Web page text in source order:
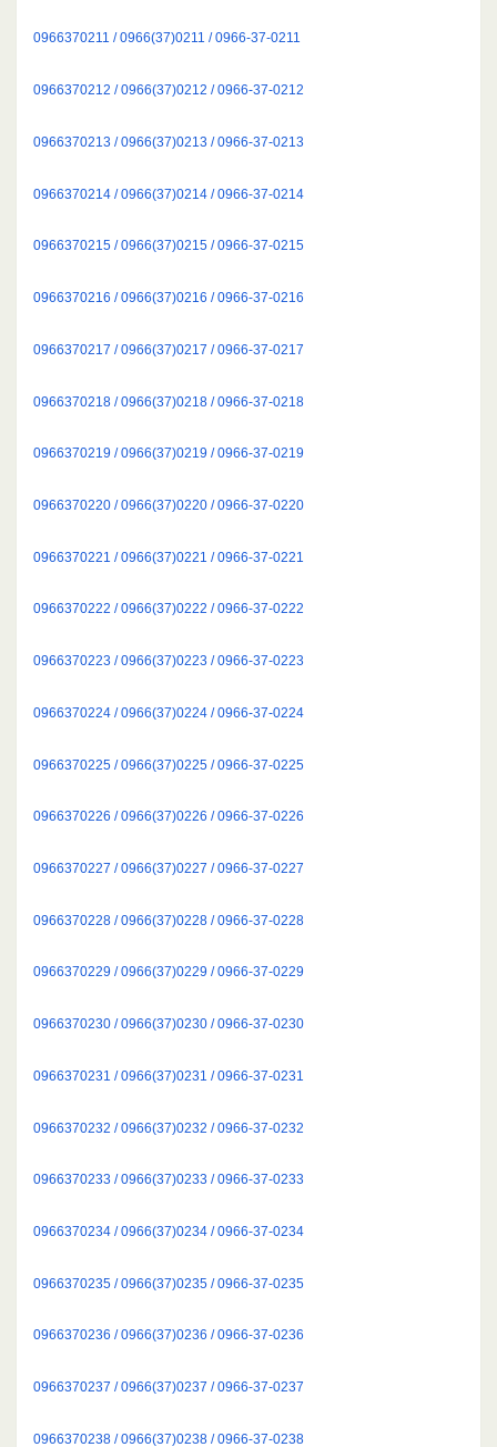
0966370211 / 0966(37)0211 / 0966-37-0211
0966370212 / 0966(37)0212 / 0966-37-0212
0966370213 / 0966(37)0213 / 0966-37-0213
0966370214 / 0966(37)0214 / 0966-37-0214
0966370215 / 0966(37)0215 / 0966-37-0215
0966370216 / 0966(37)0216 / 0966-37-0216
0966370217 / 0966(37)0217 / 0966-37-0217
0966370218 / 0966(37)0218 / 0966-37-0218
0966370219 / 0966(37)0219 / 0966-37-0219
0966370220 / 0966(37)0220 / 0966-37-0220
0966370221 / 0966(37)0221 / 0966-37-0221
0966370222 / 0966(37)0222 / 0966-37-0222
0966370223 / 0966(37)0223 / 0966-37-0223
0966370224 / 0966(37)0224 / 0966-37-0224
0966370225 / 0966(37)0225 / 0966-37-0225
0966370226 / 0966(37)0226 / 0966-37-0226
0966370227 / 0966(37)0227 / 0966-37-0227
0966370228 / 0966(37)0228 / 0966-37-0228
0966370229 / 0966(37)0229 / 0966-37-0229
0966370230 / 0966(37)0230 / 0966-37-0230
0966370231 / 0966(37)0231 / 0966-37-0231
0966370232 / 0966(37)0232 / 0966-37-0232
0966370233 / 0966(37)0233 / 0966-37-0233
0966370234 / 0966(37)0234 / 0966-37-0234
0966370235 / 0966(37)0235 / 0966-37-0235
0966370236 / 0966(37)0236 / 0966-37-0236
0966370237 / 0966(37)0237 / 0966-37-0237
0966370238 / 0966(37)0238 / 0966-37-0238